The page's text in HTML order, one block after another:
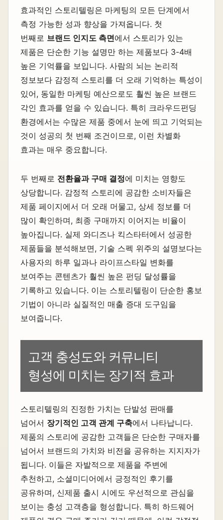
효과적인 스토리텔링은 마케팅의 모든 단계에서
측정 가능한 성과 향상을 가져옵니다. 첫
번째로 브랜드 인지도 측면에서 스토리가 있는
제품은 단순한 기능 설명만 하는 제품보다 3-4배
높은 기억률을 보입니다. 사람의 뇌는 논리적
정보보다 감정적 스토리를 더 오래 기억하는 특성이
있어, 동일한 마케팅 예산으로도 훨씬 높은 브랜드
각인 효과를 얻을 수 있습니다. 특히 크라우드펀딩
환경에서는 수많은 제품 중에서 눈에 띄고 기억되는
것이 성공의 첫 번째 조건이므로, 이런 차별화
효과는 매우 중요합니다.
두 번째로 전환율과 구매 결정에 미치는 영향도
상당합니다. 감정적 스토리에 공감한 소비자들은
제품 페이지에서 더 오래 머물고, 상세 정보를 더
많이 확인하며, 최종 구매까지 이어지는 비율이
높아집니다. 실제 와디즈나 킥스타터에서 성공한
제품들을 분석해보면, 기술 스펙 위주의 설명보다는
사용자의 하루 일과나 라이프스타일 변화를
보여주는 콘텐츠가 훨씬 높은 펀딩 달성률을
기록하고 있습니다. 이는 스토리텔링이 단순한 홍보
기법이 아니라 실질적인 매출 증대 도구임을
보여줍니다.
고객 충성도와 커뮤니티
형성에 미치는 장기적 효과
스토리텔링의 진정한 가치는 단발성 판매를
넘어서 장기적인 고객 관계 구축에서 나타납니다.
제품의 스토리에 공감한 고객들은 단순한 구매자를
넘어서 브랜드의 가치와 비전을 공유하는 지지자가
됩니다. 이들은 자발적으로 제품을 주변에
추천하고, 소셜미디어에서 긍정적인 후기를
공유하며, 신제품 출시 시에도 우선적으로 관심을
보이는 충성 고객층을 형성합니다. 특히 하드웨어